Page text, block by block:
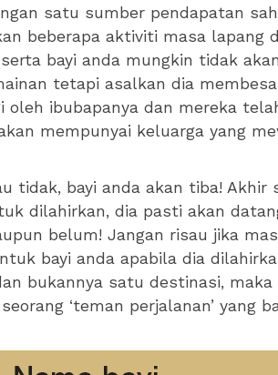
satu sumber pendapatan
beberapa aktiviti masa
bayi anda mungkin tidak
tetapi asalkan dia
oleh ibubapanya dan mereka
mempunyai keluarga yang
tidak, bayi anda akan tiba! Akhir
dilahirkan, dia pasti akan
belum! Jangan risau jika
bayi anda apabila dia
bukannya satu destinasi,
‘teman perjalanan’ yang